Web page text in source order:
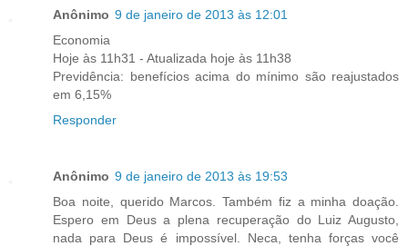
Anônimo 9 de janeiro de 2013 às 12:01
Economia
Hoje às 11h31 - Atualizada hoje às 11h38
Previdência: benefícios acima do mínimo são reajustados
em 6,15%
Responder
Anônimo 9 de janeiro de 2013 às 19:53
Boa noite, querido Marcos. Também fiz a minha doação.
Espero em Deus a plena recuperação do Luiz Augusto,
nada para Deus é impossível. Neca, tenha forças você